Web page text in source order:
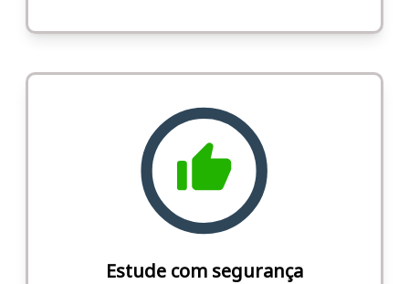
Estude com segurança